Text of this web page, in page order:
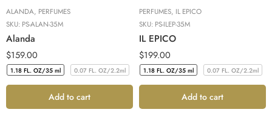
ALANDA, PERFUMES
SKU: PS-ALAN-35M
Alanda
$159.00
1.18 FL. OZ/35 ml 0.07 FL. OZ/2.2ml
Add to cart
PERFUMES, IL EPICO
SKU: PS-ILEP-35M
IL EPICO
$199.00
1.18 FL. OZ/35 ml 0.07 FL. OZ/2.2ml
Add to cart